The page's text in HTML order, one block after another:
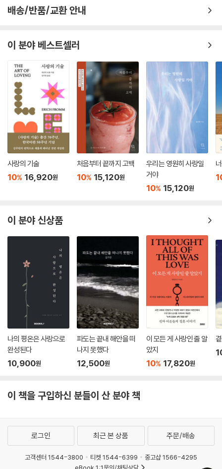
배송/반품/교환 안내
이 분야 베스트셀러
사랑의 기술
10% 16,920원
처음부터 끝까지 고백
10% 15,120원
우리는 영원히 사랑일
거야
10% 15,120원
이 분야 신상품
나의 평온은 사랑으로
완성된다
10,900원
파도는 끝내 해안을 떠
나지 못했다
12,500원
이 모든 게 사랑인 줄 알
았지
10% 17,820원
이 책을 구입하신 분들이 산 분야 책
로그인 최근 본 상품 주문/배송
고객센터 1544-3800 티켓 1544-6399
중고샵 1566-4295
eBook 1:1문의/채팅상담